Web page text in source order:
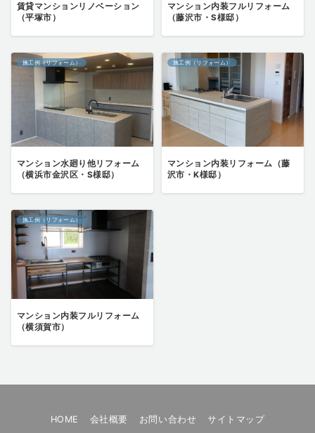
賃貸マンションリノベーション
（平塚市）
マンション内装フルリフォーム
（藤沢市・S様邸）
施工例（リフォーム）
マンション水廻り他リフォーム
（横浜市金沢区・S様邸）
施工例（リフォーム）
マンション内装リフォーム（藤
沢市・K様邸）
施工例（リフォーム）
マンション内装フルリフォーム
（横須賀市）
HOME 会社概要 お問い合わせ サイトマップ